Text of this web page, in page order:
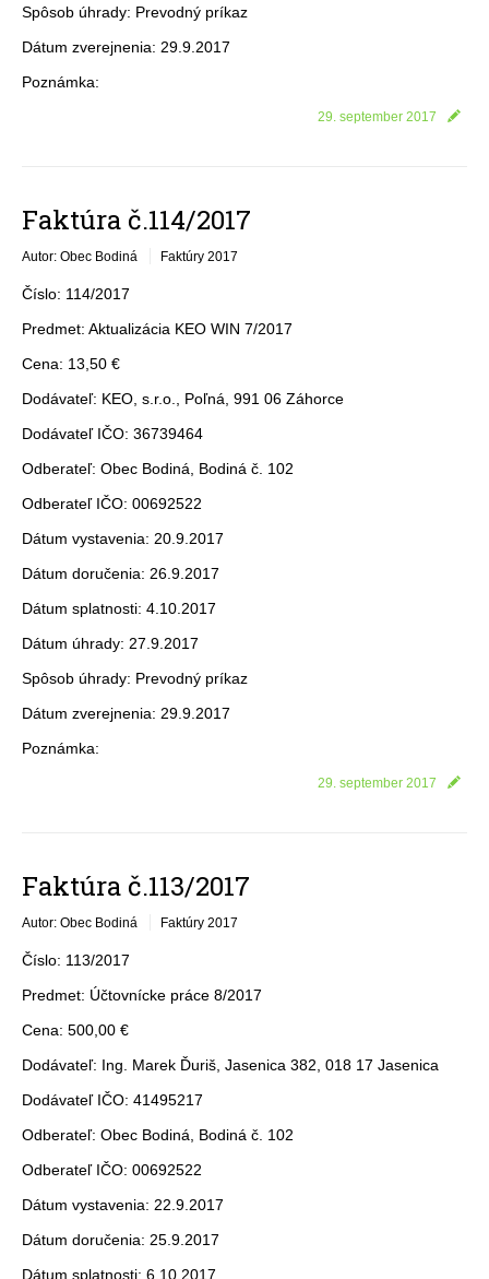
Spôsob úhrady: Prevodný príkaz
Dátum zverejnenia: 29.9.2017
Poznámka:
29. september 2017
Faktúra č.114/2017
Autor: Obec Bodiná Faktúry 2017
Číslo: 114/2017
Predmet: Aktualizácia KEO WIN 7/2017
Cena: 13,50 €
Dodávateľ: KEO, s.r.o., Poľná, 991 06 Záhorce
Dodávateľ IČO: 36739464
Odberateľ: Obec Bodiná, Bodiná č. 102
Odberateľ IČO: 00692522
Dátum vystavenia: 20.9.2017
Dátum doručenia: 26.9.2017
Dátum splatnosti: 4.10.2017
Dátum úhrady: 27.9.2017
Spôsob úhrady: Prevodný príkaz
Dátum zverejnenia: 29.9.2017
Poznámka:
29. september 2017
Faktúra č.113/2017
Autor: Obec Bodiná Faktúry 2017
Číslo: 113/2017
Predmet: Účtovnícke práce 8/2017
Cena: 500,00 €
Dodávateľ: Ing. Marek Ďuriš, Jasenica 382, 018 17 Jasenica
Dodávateľ IČO: 41495217
Odberateľ: Obec Bodiná, Bodiná č. 102
Odberateľ IČO: 00692522
Dátum vystavenia: 22.9.2017
Dátum doručenia: 25.9.2017
Dátum splatnosti: 6.10.2017